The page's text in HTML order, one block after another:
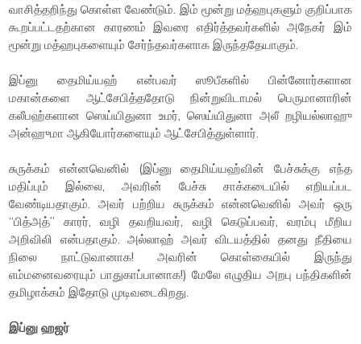
வாசித்தறிந்து கொள்ள வேண்டும். இம் மூன்று மத்ஹபுகளும் குறிப்பாக
கூறப்பட்டதற்கான காரணம் இவரை எதிர்த்தவர்களில் அநேகர் இம்
மூன்று மத்ஹபுகளையும் சேர்ந்தவர்களாக இருந்ததேயாகும்.
இப்னு தைமிய்யஹ் என்பவர் ஸூபீகளில் பின்னோர்களான
மகான்களை ஆட்சேபித்ததோடு நின்றுவிடாமல் பெருமானாரின்
கலீபஹ்களான ஸெய்யிதுனா உமர், ஸெய்யிதுனா அலீ றழியல்லாஹு
அன்ஹுமா ஆகியோர்களையும் ஆட்சேபித்துள்ளார்.
சுருக்கம் என்னவெனில் (இப்னு தைமிய்யஹ்வின் பேச்சுக்கு எந்த
மதிப்பும் இல்லை, அவரின் பேச்சு சாக்கடையில் எறியப்பட
வேண்டியதாகும். அவர் பற்றிய சுருக்கம் என்னவெனில் அவர் ஒரு
“பித்அத்” காரர், வழி தவறியவர், வழி கெடுப்பவர், வரம்பு மீறிய
அறிவிலி என்பதாகும். அல்லாஹ் அவர் விடயத்தில் தனது நீதியை
நிலை நாட்டுவானாக! அவரின் கொள்கையில் இருந்து
எம்மனைவரையும் பாதுகாப்பானாக!) மேலே எழுதிய அறபு பந்திகளின்
தமிழாக்கம் இதோடு முடிவடைகிறது.
இப்னு ஹஜர்